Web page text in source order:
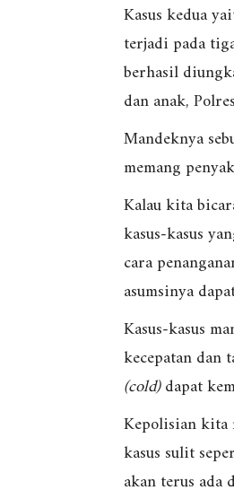
Kasus kedua
terjadi pada
berhasil
dan anak,
Mandeknya
memang
Kalau kita
kasus-kasus
cara
asumsinya
Kasus-kasus
kecepatan dan
(cold)dapat
Kepolisian kita
kasus sulit
akan terus ada